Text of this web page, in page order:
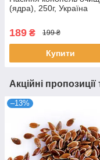
(ядра), 250г, Україна
189 ₴ 199 ₴
Купити
Акційні
–13%